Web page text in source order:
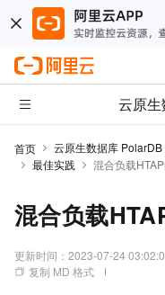
云原
首页 云原生数据库 PolarDB
最佳实践
混合负载
混合负载
更新时间： 2023-07-24
复制 MD 格式